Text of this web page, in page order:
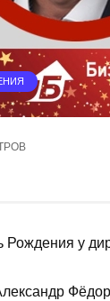
Рождения у